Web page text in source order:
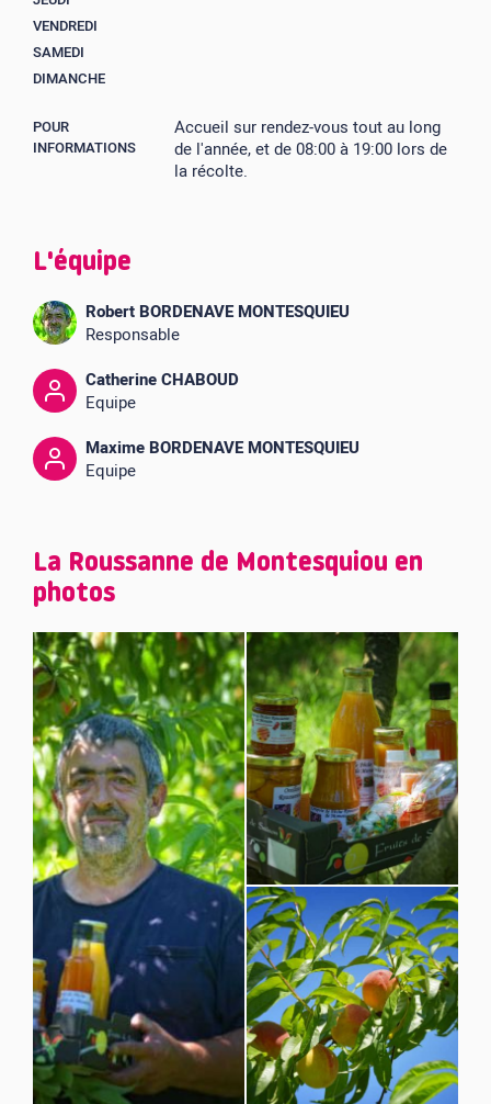
VENDREDI
SAMEDI
DIMANCHE
POUR
INFORMATIONS
Accueil sur rendez-vous tout au long
de l'année, et de 08:00 à 19:00 lors de
la récolte.
L'équipe
Robert BORDENAVE MONTESQUIEU
Responsable
Catherine CHABOUD
Equipe
Maxime BORDENAVE MONTESQUIEU
Equipe
La Roussanne de Montesquiou en
photos